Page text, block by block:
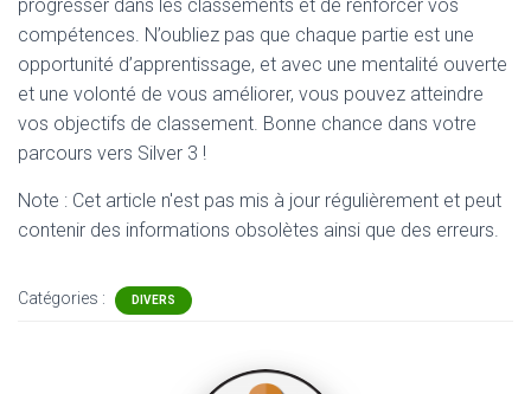
progresser dans les classements et de renforcer vos
compétences. N’oubliez pas que chaque partie est une
opportunité d’apprentissage, et avec une mentalité ouverte
et une volonté de vous améliorer, vous pouvez atteindre
vos objectifs de classement. Bonne chance dans votre
parcours vers Silver 3 !
Note : Cet article n'est pas mis à jour régulièrement et peut
contenir des informations obsolètes ainsi que des erreurs.
Catégories : DIVERS